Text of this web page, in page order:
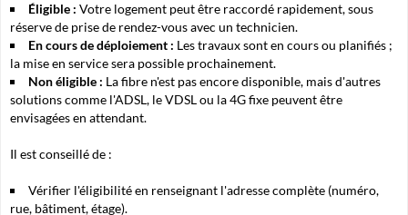
Éligible : Votre logement peut être raccordé rapidement, sous
réserve de prise de rendez-vous avec un technicien.
En cours de déploiement : Les travaux sont en cours ou planifiés ;
la mise en service sera possible prochainement.
Non éligible : La fibre n'est pas encore disponible, mais d'autres
solutions comme l'ADSL, le VDSL ou la 4G fixe peuvent être
envisagées en attendant.
Il est conseillé de :
Vérifier l'éligibilité en renseignant l'adresse complète (numéro,
rue, bâtiment, étage).